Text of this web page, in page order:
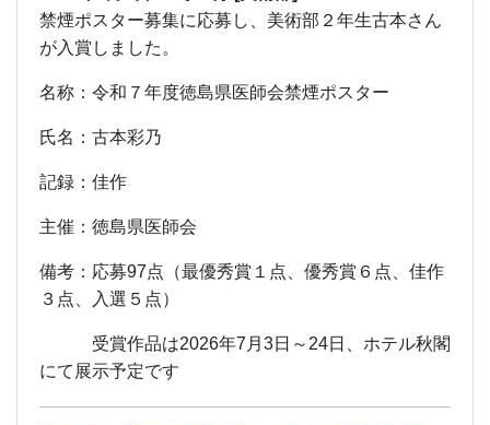
禁煙ポスター募集に応募し、美術部２年生古本さん
が入賞しました。
名称：令和７年度徳島県医師会禁煙ポスター
氏名：古本彩乃
記録：佳作
主催： 徳島県医師会
備考：応募97点（最優秀賞１点、優秀賞６点、佳作
３点、入選５点）
受賞作品は2026年7月3日～24日、ホテル秋閣
にて展示予定です